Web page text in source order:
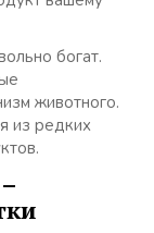
богат.
животного.
из редких